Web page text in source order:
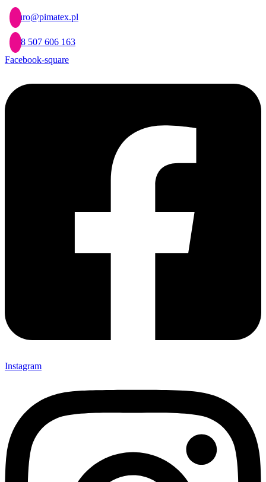
Przejdź
do
treści
biuro@pimatex.pl
+48 507 606 163
Facebook-square
Instagram